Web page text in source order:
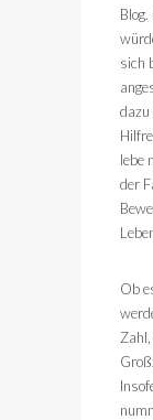
sich
dazu
lebe
der
Ob
Zahl,